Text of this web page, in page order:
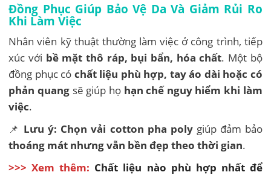
Đồng Phục Giúp Bảo Vệ Da Và Giảm Rủi Ro
Khi Làm Việc
Nhân viên kỹ thuật thường làm việc ở công trình, tiếp
xúc với bề mặt thô ráp, bụi bẩn, hóa chất. Một bộ
đồng phục có chất liệu phù hợp, tay áo dài hoặc có
phản quangsẽ giúp họ hạn chế nguy hiểm khi làm
việc.
📌 Lưu ý: Chọn vải cotton pha polygiúp đảm bảo
thoáng mát nhưng vẫn bền đẹp theo thời gian.
>>> Xem thêm: Chất liệu nào phù hợp nhất để